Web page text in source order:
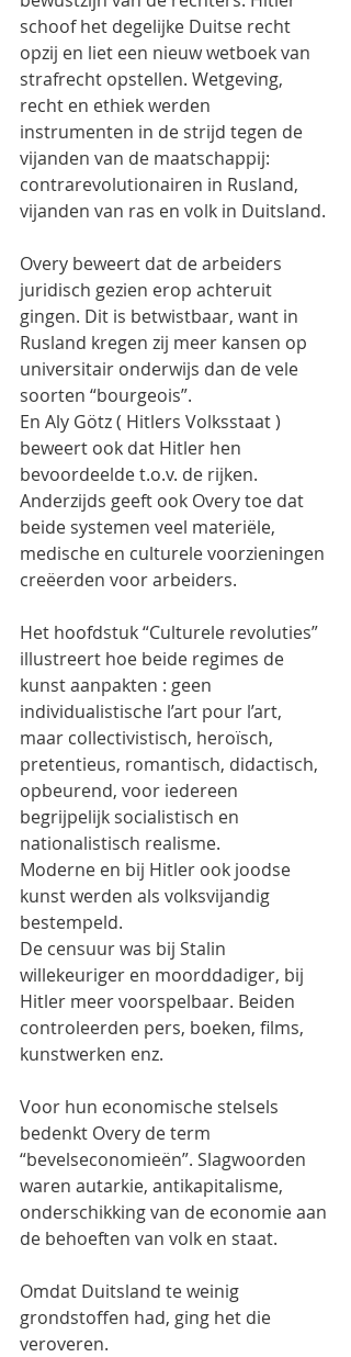
schoof het degelijke Duitse recht
opzij en liet een nieuw wetboek van
strafrecht opstellen. Wetgeving,
recht en ethiek werden
instrumenten in de strijd tegen de
vijanden van de maatschappij:
contrarevolutionairen in Rusland,
vijanden van ras en volk in Duitsland.
Overy beweert dat de arbeiders
juridisch gezien erop achteruit
gingen. Dit is betwistbaar, want in
Rusland kregen zij meer kansen op
universitair onderwijs dan de vele
soorten “bourgeois”.
En Aly Götz ( Hitlers Volksstaat )
beweert ook dat Hitler hen
bevoordeelde t.o.v. de rijken.
Anderzijds geeft ook Overy toe dat
beide systemen veel materiële,
medische en culturele voorzieningen
creëerden voor arbeiders.
Het hoofdstuk “Culturele revoluties”
illustreert hoe beide regimes de
kunst aanpakten : geen
individualistische l’art pour l’art,
maar collectivistisch, heroïsch,
pretentieus, romantisch, didactisch,
opbeurend, voor iedereen
begrijpelijk socialistisch en
nationalistisch realisme.
Moderne en bij Hitler ook joodse
kunst werden als volksvijandig
bestempeld.
De censuur was bij Stalin
willekeuriger en moorddadiger, bij
Hitler meer voorspelbaar. Beiden
controleerden pers, boeken, films,
kunstwerken enz.
Voor hun economische stelsels
bedenkt Overy de term
“bevelseconomieën”. Slagwoorden
waren autarkie, antikapitalisme,
onderschikking van de economie aan
de behoeften van volk en staat.
Omdat Duitsland te weinig
grondstoffen had, ging het die
veroveren.